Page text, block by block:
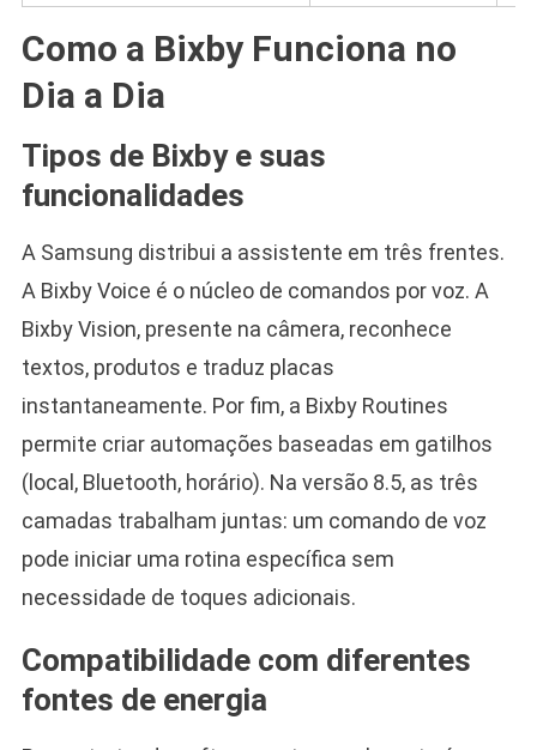
Como a Bixby Funciona no
Dia a Dia
Tipos de Bixby e suas
funcionalidades
A Samsung distribui a assistente em três frentes.
A Bixby Voice é o núcleo de comandos por voz. A
Bixby Vision, presente na câmera, reconhece
textos, produtos e traduz placas
instantaneamente. Por fim, a Bixby Routines
permite criar automações baseadas em gatilhos
(local, Bluetooth, horário). Na versão 8.5, as três
camadas trabalham juntas: um comando de voz
pode iniciar uma rotina específica sem
necessidade de toques adicionais.
Compatibilidade com diferentes
fontes de energia